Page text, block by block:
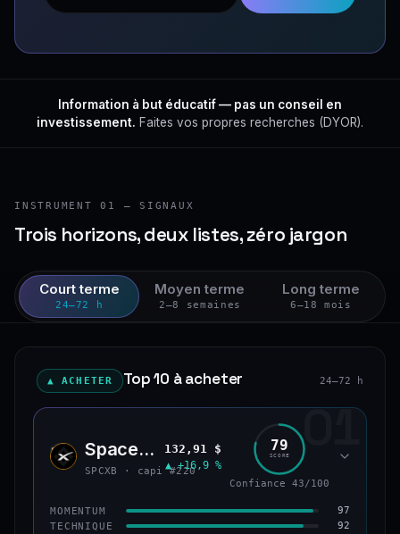
Information à but éducatif — pas un conseil en
investissement. Faites vos propres recherches (DYOR).
INSTRUMENT 01 — SIGNAUX
Trois horizons, deux listes, zéro jargon
Court terme
24–72 h
Moyen terme
2–8 semaines
Long terme
6–18 mois
▲ ACHETER Top 10 à acheter 24–72 h
01
SPCX SpaceX (bStocks Tokenized Stock)
SPCXB · capi #220
132,91 $
▲ +16,9 %
79
SCORE
Confiance 43/100
MOMENTUM 97
TECHNIQUE 92